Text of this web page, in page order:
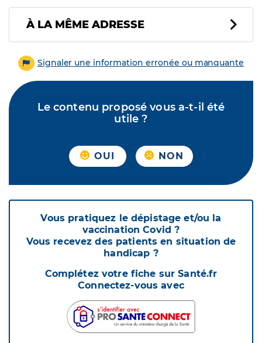
À LA MÊME ADRESSE
Signaler une information erronée ou manquante
Le contenu proposé vous a-t-il été
utile ?
OUI NON
Vous pratiquez le dépistage et/ou la
vaccination Covid ?
Vous recevez des patients en situation de
handicap ?
Complétez votre fiche sur Santé.fr
Connectez-vous avec